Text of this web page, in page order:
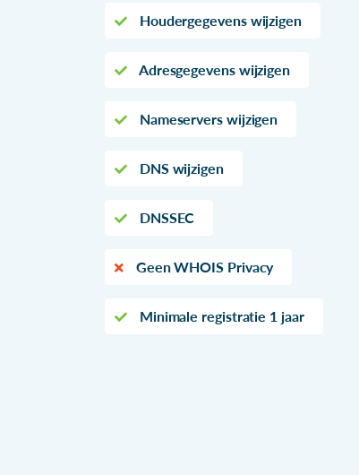
Houdergegevens wijzigen
Adresgegevens wijzigen
Nameservers wijzigen
DNS wijzigen
DNSSEC
Geen WHOIS Privacy
Minimale registratie 1 jaar